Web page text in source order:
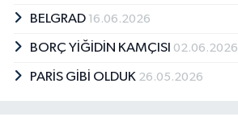
BELGRAD 16.06.2026
BORÇ YİĞİDİN KAMÇISI 02.06.2026
PARİS GİBİ OLDUK 26.05.2026